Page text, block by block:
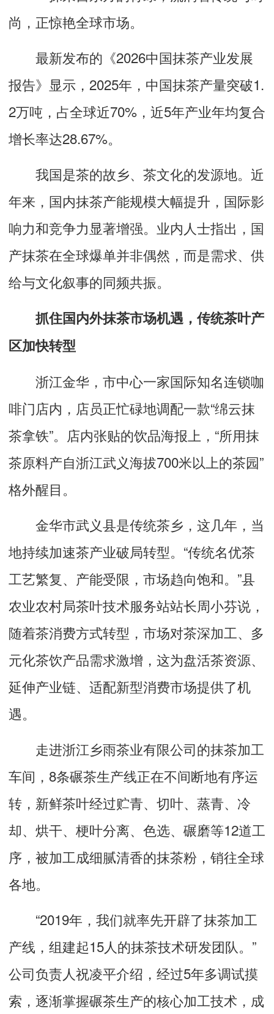
尚，正惊艳全球市场。
最新发布的《2026中国抹茶产业发展
报告》显示，2025年，中国抹茶产量突破1.
2万吨，占全球近70%，近5年产业年均复合
增长率达28.67%。
我国是茶的故乡、茶文化的发源地。近
年来，国内抹茶产能规模大幅提升，国际影
响力和竞争力显著增强。业内人士指出，国
产抹茶在全球爆单并非偶然，而是需求、供
给与文化叙事的同频共振。
抓住国内外抹茶市场机遇，传统茶叶产
区加快转型
浙江金华，市中心一家国际知名连锁咖
啡门店内，店员正忙碌地调配一款“绵云抹
茶拿铁”。店内张贴的饮品海报上，“所用抹
茶原料产自浙江武义海拔700米以上的茶园”
格外醒目。
金华市武义县是传统茶乡，这几年，当
地持续加速茶产业破局转型。“传统名优茶
工艺繁复、产能受限，市场趋向饱和。”县
农业农村局茶叶技术服务站站长周小芬说，
随着茶消费方式转型，市场对茶深加工、多
元化茶饮产品需求激增，这为盘活茶资源、
延伸产业链、适配新型消费市场提供了机
遇。
走进浙江乡雨茶业有限公司的抹茶加工
车间，8条碾茶生产线正在不间断地有序运
转，新鲜茶叶经过贮青、切叶、蒸青、冷
却、烘干、梗叶分离、色选、碾磨等12道工
序，被加工成细腻清香的抹茶粉，销往全球
各地。
“2019年，我们就率先开辟了抹茶加工
产线，组建起15人的抹茶技术研发团队。”
公司负责人祝凌平介绍，经过5年多调试摸
索，逐渐掌握碾茶生产的核心加工技术，成